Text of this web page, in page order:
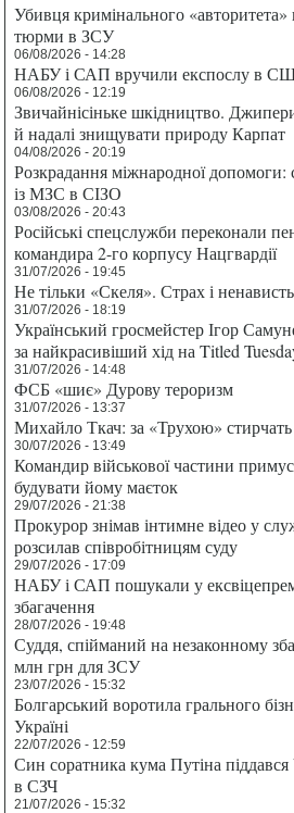
Убивця кримінального «авторитета»
тюрми в ЗСУ
06/08/2026 - 14:28
НАБУ і САП вручили експослу в
06/08/2026 - 12:19
Звичайнісіньке шкідництво.
й надалі знищувати природу Карпат
04/08/2026 - 20:19
Розкрадання міжнародної допомоги:
із МЗС в СІЗО
03/08/2026 - 20:43
Російські спецслужби переконали
командира 2-го корпусу Нацгвардії
31/07/2026 - 19:45
Не тільки «Скеля». Страх і
31/07/2026 - 18:19
Український гросмейстер Ігор
за найкрасивіший хід на Titled
31/07/2026 - 14:48
ФСБ «шиє» Дурову тероризм
31/07/2026 - 13:37
Михайло Ткач: за «Трухою» стирчать
30/07/2026 - 13:49
Командир військової частини
будувати йому маєток
29/07/2026 - 21:38
Прокурор знімав інтимне відео у
розсилав співробітницям суду
29/07/2026 - 17:09
НАБУ і САП пошукали у
збагачення
28/07/2026 - 19:48
Суддя, спійманий на незаконному
млн грн для ЗСУ
23/07/2026 - 15:32
Болгарський воротила грального
Україні
22/07/2026 - 12:59
Син соратника кума Путіна піддався
в СЗЧ
21/07/2026 - 15:32